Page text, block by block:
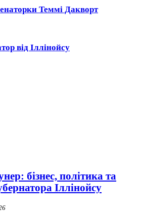
Теммі Дакворт
від Іллінойсу
бізнес, політика та
Іллінойсу